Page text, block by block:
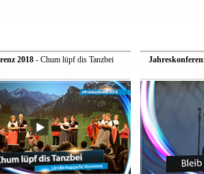
2018- Chum lüpf dis Tanzbei